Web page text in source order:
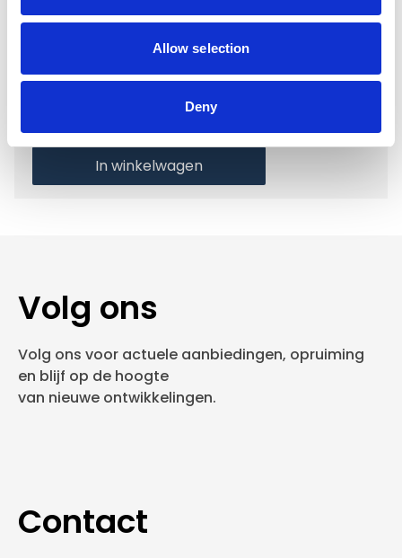
Allow selection
Deny
Voor 15.00 uur besteld dezelfde werkdag
In winkelwagen
Volg ons
Volg ons voor actuele aanbiedingen, opruiming
en blijf op de hoogte
van nieuwe ontwikkelingen.
Contact